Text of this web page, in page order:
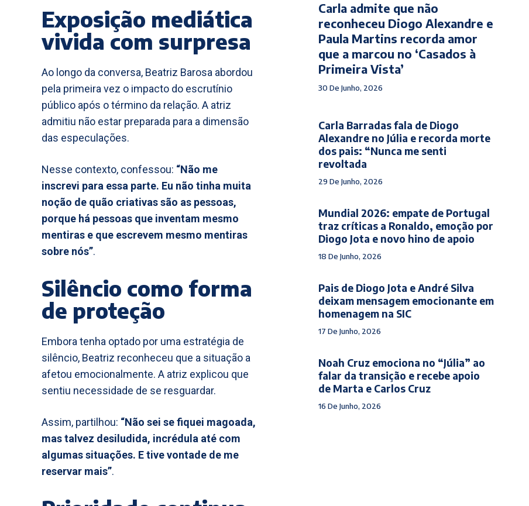
Exposição mediática
vivida com surpresa
Ao longo da conversa, Beatriz Barosa abordou
pela primeira vez o impacto do escrutínio
público após o término da relação. A atriz
admitiu não estar preparada para a dimensão
das especulações.
Nesse contexto, confessou: “Não me
inscrevi para essa parte. Eu não tinha muita
noção de quão criativas são as pessoas,
porque há pessoas que inventam mesmo
mentiras e que escrevem mesmo mentiras
sobre nós”.
Silêncio como forma
de proteção
Embora tenha optado por uma estratégia de
silêncio, Beatriz reconheceu que a situação a
afetou emocionalmente. A atriz explicou que
sentiu necessidade de se resguardar.
Assim, partilhou: “Não sei se fiquei magoada,
mas talvez desiludida, incrédula até com
algumas situações. E tive vontade de me
reservar mais”.
Carla admite que não
reconheceu Diogo Alexandre e
Paula Martins recorda amor
que a marcou no ‘Casados à
Primeira Vista’
30 De Junho, 2026
Carla Barradas fala de Diogo
Alexandre no Júlia e recorda morte
dos pais: “Nunca me senti
revoltada
29 De Junho, 2026
Mundial 2026: empate de Portugal
traz críticas a Ronaldo, emoção por
Diogo Jota e novo hino de apoio
18 De Junho, 2026
Pais de Diogo Jota e André Silva
deixam mensagem emocionante em
homenagem na SIC
17 De Junho, 2026
Noah Cruz emociona no “Júlia” ao
falar da transição e recebe apoio
de Marta e Carlos Cruz
16 De Junho, 2026